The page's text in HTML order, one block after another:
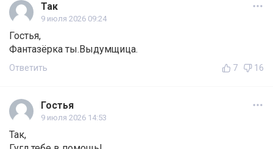
Так
9 июля 2026 09:24
Гостья,
Фантазёрка ты.Выдумщица.
Ответить 7 16
Гостья
9 июля 2026 14:53
Так,